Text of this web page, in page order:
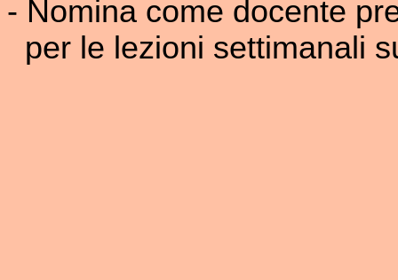
- Nomina come docente
per le lezioni settimanali